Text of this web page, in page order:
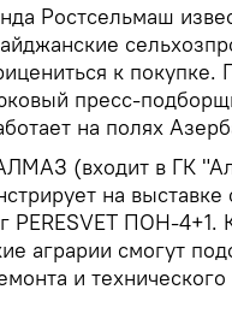
Ростсельмаш
к
пресс-
на полях
(входит в ГК
на выставке
PERESVET ПОН-
аграрии смогут
и